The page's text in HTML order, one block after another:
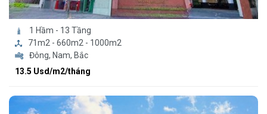
1 Hầm - 13 Tầng
71m2 - 660m2 - 1000m2
Đông, Nam, Bắc
13.5 Usd/m2/tháng